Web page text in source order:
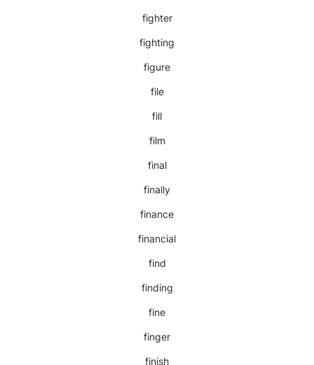
fighter
fighting
figure
file
fill
film
final
finally
finance
financial
find
finding
fine
finger
finish